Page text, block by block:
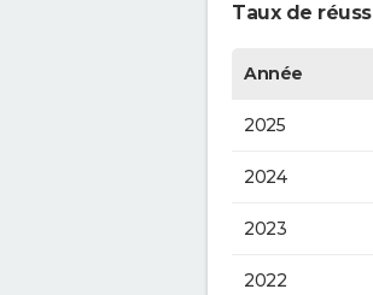
Taux de
Année
2025
2024
2023
2022